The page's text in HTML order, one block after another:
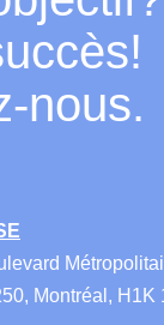
nous.
Montréal, H1K